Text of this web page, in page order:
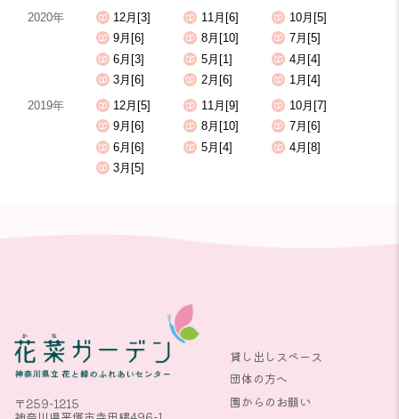
2020年
12月[3] 11月[6]
10月[5]
9月[6]
8月[10]
7月[5]
6月[3]
5月[1]
4月[4]
3月[6]
2月[6]
1月[4]
2019年
12月[5] 11月[9]
10月[7]
9月[6]
8月[10]
7月[6]
6月[6]
5月[4]
4月[8]
3月[5]
〒259-1215
貸し出しスペース
団体の方へ
園からのお願い